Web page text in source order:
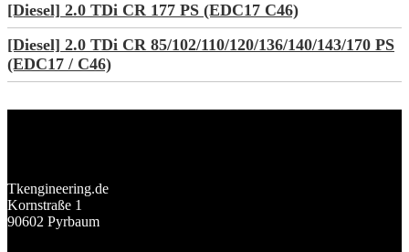
[Diesel] 2.0 TDi CR 177 PS (EDC17 C46)
[Diesel] 2.0 TDi CR 85/102/110/120/136/140/143/170 PS
(EDC17 / C46)
Tkengineering.de
Kornstraße 1
90602 Pyrbaum